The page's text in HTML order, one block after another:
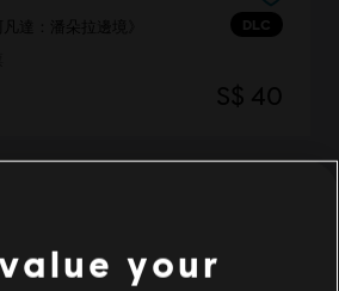
DLC
凡達：潘朵拉邊境》
S$ 40
your